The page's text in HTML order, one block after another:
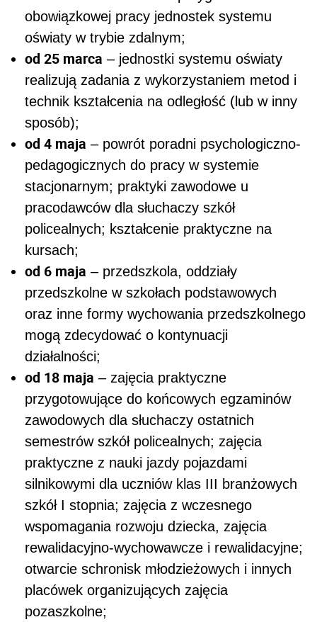
obowiązkowej pracy jednostek systemu
oświaty w trybie zdalnym;
od 25 marca – jednostki systemu oświaty
realizują zadania z wykorzystaniem metod i
technik kształcenia na odległość (lub w inny
sposób);
od 4 maja – powrót poradni psychologiczno-
pedagogicznych do pracy w systemie
stacjonarnym; praktyki zawodowe u
pracodawców dla słuchaczy szkół
policealnych; kształcenie praktyczne na
kursach;
od 6 maja – przedszkola, oddziały
przedszkolne w szkołach podstawowych
oraz inne formy wychowania przedszkolnego
mogą zdecydować o kontynuacji
działalności;
od 18 maja – zajęcia praktyczne
przygotowujące do końcowych egzaminów
zawodowych dla słuchaczy ostatnich
semestrów szkół policealnych; zajęcia
praktyczne z nauki jazdy pojazdami
silnikowymi dla uczniów klas III branżowych
szkół I stopnia; zajęcia z wczesnego
wspomagania rozwoju dziecka, zajęcia
rewalidacyjno-wychowawcze i rewalidacyjne;
otwarcie schronisk młodzieżowych i innych
placówek organizujących zajęcia
pozaszkolne;